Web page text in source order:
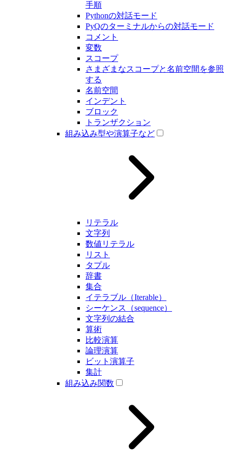
手順
Pythonの対話モード
PyQのターミナルからの対話モード
コメント
変数
スコープ
さまざまなスコープと名前空間を参照
する
名前空間
インデント
ブロック
トランザクション
組み込み型や演算子など
リテラル
文字列
数値リテラル
リスト
タプル
辞書
集合
イテラブル（Iterable）
シーケンス（sequence）
文字列の結合
算術
比較演算
論理演算
ビット演算子
集計
組み込み関数